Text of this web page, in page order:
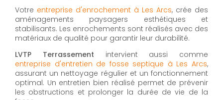
Votre entreprise d'enrochement à Les Arcs, crée des
aménagements paysagers esthétiques et
stabilisants. Les enrochements sont réalisés avec des
matériaux de qualité pour garantir leur durabilité.
LVTP Terrassement intervient aussi comme
entreprise d'entretien de fosse septique à Les Arcs,
assurant un nettoyage régulier et un fonctionnement
optimal. Un entretien bien réalisé permet de prévenir
les obstructions et prolonger la durée de vie de la